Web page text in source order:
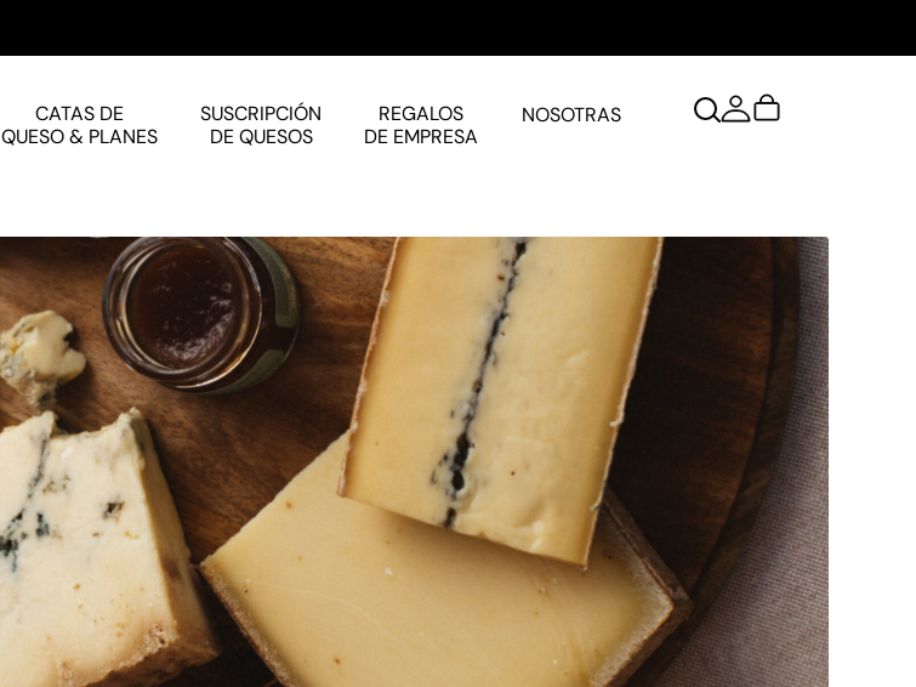
CATAS DE
QUESO & PLANES
SUSCRIPCIÓN
DE QUESOS
REGALOS
DE EMPRESA
NOSOTRAS